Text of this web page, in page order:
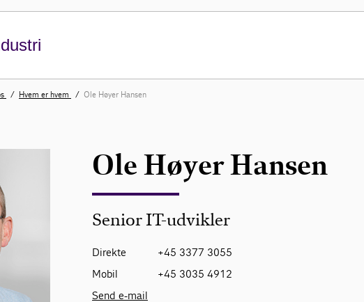
Hvem er hvem Ole Høyer Hansen
Ole Høyer Hansen
Senior IT-udvikler
Direkte
+45 3377 3055
Mobil
+45 3035 4912
Send e-mail